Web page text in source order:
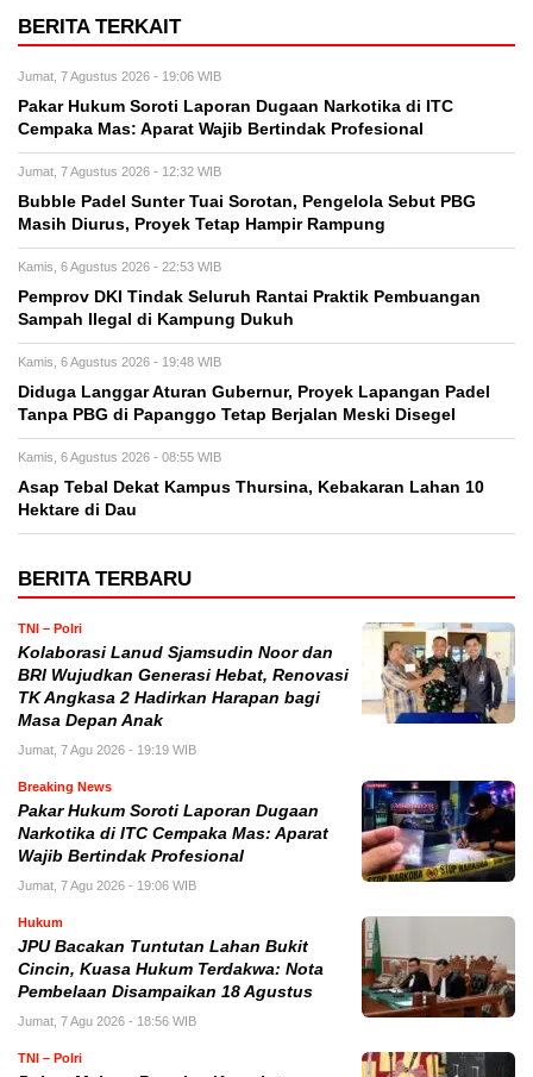
BERITA TERKAIT
Jumat, 7 Agustus 2026 - 19:06 WIB
Pakar Hukum Soroti Laporan Dugaan Narkotika di ITC
Cempaka Mas: Aparat Wajib Bertindak Profesional
Jumat, 7 Agustus 2026 - 12:32 WIB
Bubble Padel Sunter Tuai Sorotan, Pengelola Sebut PBG
Masih Diurus, Proyek Tetap Hampir Rampung
Kamis, 6 Agustus 2026 - 22:53 WIB
Pemprov DKI Tindak Seluruh Rantai Praktik Pembuangan
Sampah Ilegal di Kampung Dukuh
Kamis, 6 Agustus 2026 - 19:48 WIB
Diduga Langgar Aturan Gubernur, Proyek Lapangan Padel
Tanpa PBG di Papanggo Tetap Berjalan Meski Disegel
Kamis, 6 Agustus 2026 - 08:55 WIB
Asap Tebal Dekat Kampus Thursina, Kebakaran Lahan 10
Hektare di Dau
BERITA TERBARU
TNI – Polri
Kolaborasi Lanud Sjamsudin Noor dan
BRI Wujudkan Generasi Hebat, Renovasi
TK Angkasa 2 Hadirkan Harapan bagi
Masa Depan Anak
Jumat, 7 Agu 2026 - 19:19 WIB
Breaking News
Pakar Hukum Soroti Laporan Dugaan
Narkotika di ITC Cempaka Mas: Aparat
Wajib Bertindak Profesional
Jumat, 7 Agu 2026 - 19:06 WIB
Hukum
JPU Bacakan Tuntutan Lahan Bukit
Cincin, Kuasa Hukum Terdakwa: Nota
Pembelaan Disampaikan 18 Agustus
Jumat, 7 Agu 2026 - 18:56 WIB
TNI – Polri